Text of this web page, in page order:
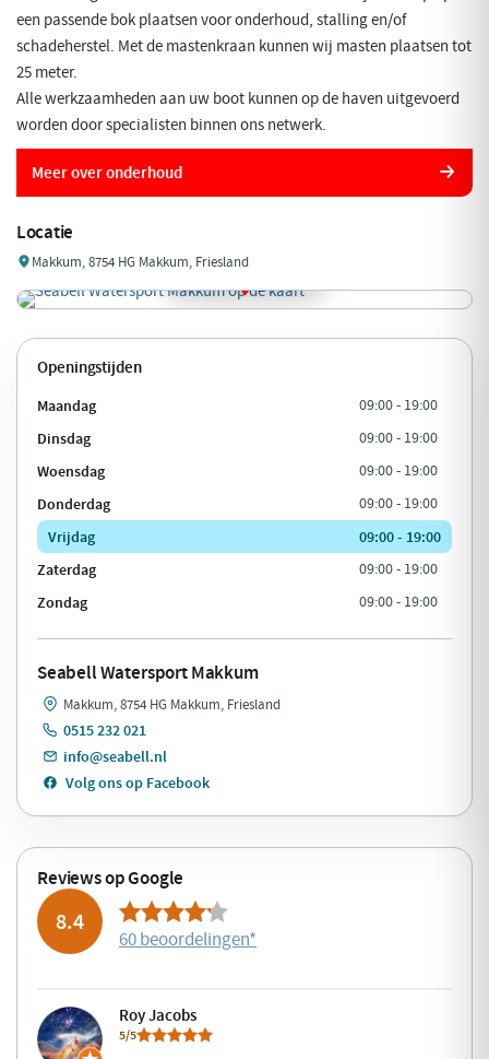
een passende bok plaatsen voor onderhoud, stalling en/of
schadeherstel. Met de mastenkraan kunnen wij masten plaatsen tot
25 meter.
Alle werkzaamheden aan uw boot kunnen op de haven uitgevoerd
worden door specialisten binnen ons netwerk.
Meer over onderhoud
Locatie
Makkum, 8754 HG Makkum, Friesland
Openingstijden
Maandag 09:00 - 19:00
Dinsdag 09:00 - 19:00
Woensdag 09:00 - 19:00
Donderdag 09:00 - 19:00
Vrijdag
09:00 - 19:00
Zaterdag
09:00 - 19:00
Zondag 09:00 - 19:00
Seabell Watersport Makkum
Makkum, 8754 HG Makkum, Friesland
0515 232 021
info@seabell.nl
Volg ons op Facebook
Reviews op Google
8.4
60 beoordelingen*
Roy Jacobs
5/5